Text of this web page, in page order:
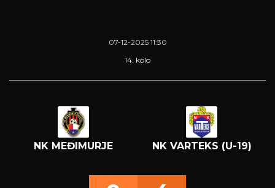
07-12-2025 11:30
14. kolo
NK MEĐIMURJE NK VARTEKS (U-19)